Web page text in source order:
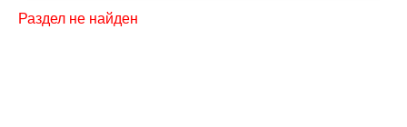
Раздел не найден